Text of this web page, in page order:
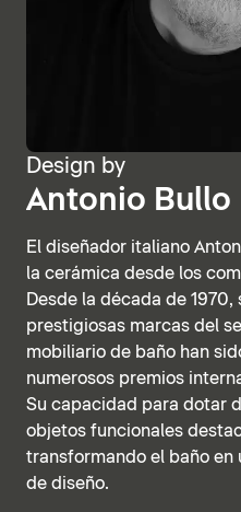
Design by
Antonio Bullo
El diseñador italiano
la cerámica desde los
Desde la década de
prestigiosas marcas del
mobiliario de baño han
numerosos premios
Su capacidad para dotar
objetos funcionales
transformando el baño en
de diseño.